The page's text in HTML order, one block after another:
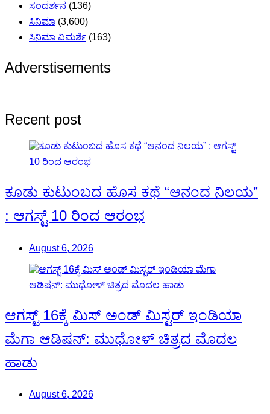
ಸಂದರ್ಶನ (136)
ಸಿನಿಮಾ (3,600)
ಸಿನಿಮಾ ವಿಮರ್ಶೆ (163)
Adverstisements
Recent post
ಕೂಡು ಕುಟುಂಬದ ಹೊಸ ಕಥೆ “ಆನಂದ ನಿಲಯ”
: ಆಗಸ್ಟ್ 10 ರಿಂದ ಆರಂಭ
August 6, 2026
ಆಗಸ್ಟ್ 16ಕ್ಕೆ ಮಿಸ್ ಅಂಡ್ ಮಿಸ್ಟರ್ ಇಂಡಿಯಾ
ಮೆಗಾ ಆಡಿಷನ್: ಮುಧೋಳ್ ಚಿತ್ರದ ಮೊದಲ
ಹಾಡು
August 6, 2026